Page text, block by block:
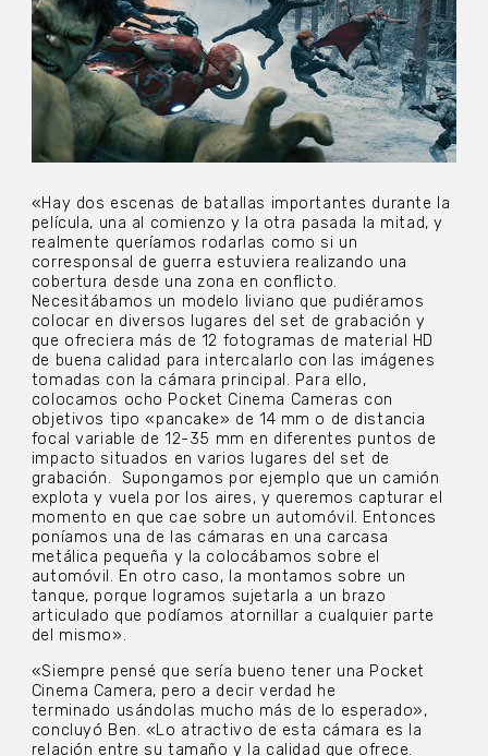
«Hay dos escenas de batallas importantes durante la
película, una al comienzo y la otra pasada la mitad, y
realmente queríamos rodarlas como si un
corresponsal de guerra estuviera realizando una
cobertura desde una zona en conflicto.
Necesitábamos un modelo liviano que pudiéramos
colocar en diversos lugares del set de grabación y
que ofreciera más de 12 fotogramas de material HD
de buena calidad para intercalarlo con las imágenes
tomadas con la cámara principal. Para ello,
colocamos ocho Pocket Cinema Cameras con
objetivos tipo «pancake» de 14 mm o de distancia
focal variable de 12-35 mm en diferentes puntos de
impacto situados en varios lugares del set de
grabación.
Supongamos por ejemplo que un camión
explota y vuela por los aires, y queremos capturar el
momento en que cae sobre un automóvil. Entonces
poníamos una de las cámaras en una carcasa
metálica pequeña y la colocábamos sobre el
automóvil. En otro caso, la montamos sobre un
tanque, porque logramos sujetarla a un brazo
articulado que podíamos atornillar a cualquier parte
del mismo».
«Siempre pensé que sería bueno tener una Pocket
Cinema Camera, pero a decir verdad he
terminado usándolas mucho más de lo esperado»,
concluyó Ben. «Lo atractivo de esta cámara es la
relación entre su tamaño y la calidad que ofrece.